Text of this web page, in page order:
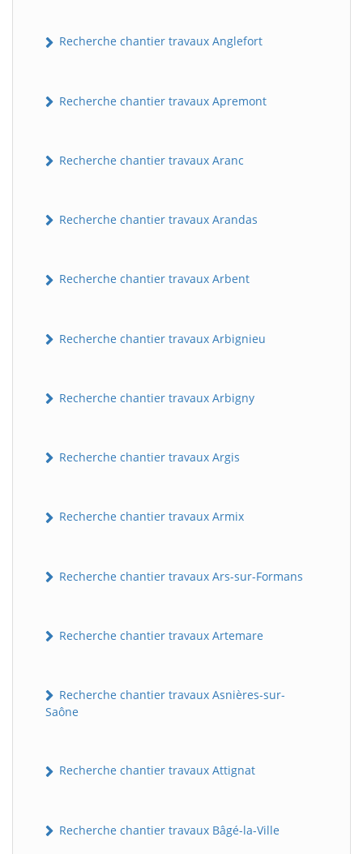
Recherche chantier travaux Anglefort
Recherche chantier travaux Apremont
Recherche chantier travaux Aranc
Recherche chantier travaux Arandas
Recherche chantier travaux Arbent
Recherche chantier travaux Arbignieu
Recherche chantier travaux Arbigny
Recherche chantier travaux Argis
Recherche chantier travaux Armix
Recherche chantier travaux Ars-sur-Formans
Recherche chantier travaux Artemare
Recherche chantier travaux Asnières-sur-
Saône
Recherche chantier travaux Attignat
Recherche chantier travaux Bâgé-la-Ville